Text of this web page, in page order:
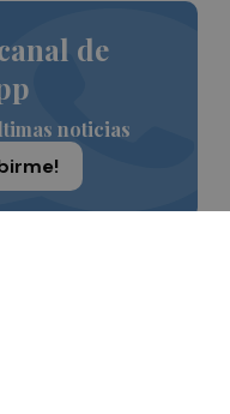
de
noticias